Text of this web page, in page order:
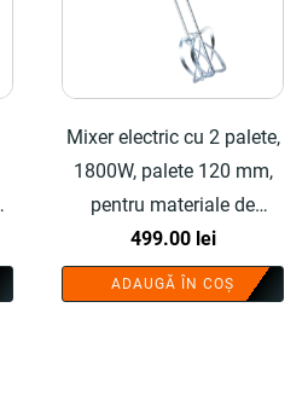
Mixer electric cu 2 palete,
1800W, palete 120 mm,
pentru materiale de
constructii - COBI
SMART®
499.00 lei
ADAUGĂ ÎN COȘ